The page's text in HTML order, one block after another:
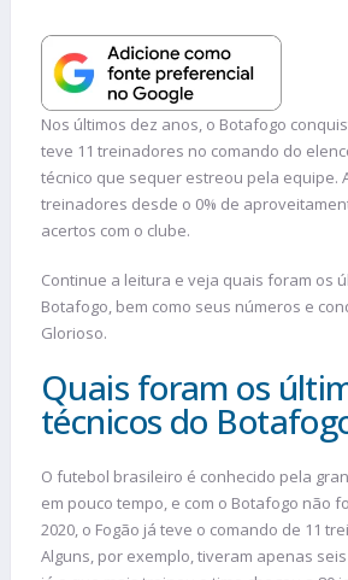
Nos últimos dez anos, o Botafogo
teve 11 treinadores no comando do
técnico que sequer estreou pela equipe.
treinadores desde o 0% de
acertos com o clube.
Continue a leitura e veja quais foram os
Botafogo, bem como seus números e
Glorioso.
Quais foram os
técnicos do
O futebol brasileiro é conhecido pela
em pouco tempo, e com o Botafogo não
2020, o Fogão já teve o comando de 11
Alguns, por exemplo, tiveram apenas